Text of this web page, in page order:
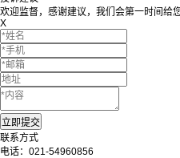
欢迎监督，感谢建议，我们会第一时间给
X
联系方式
电话：021-54960856